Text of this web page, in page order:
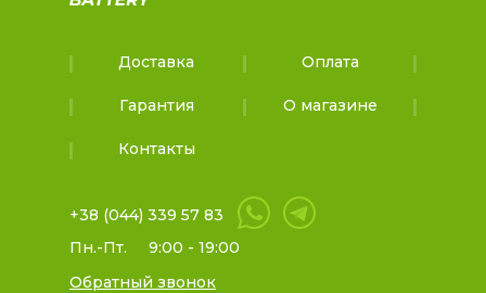
Доставка Оплата
Гарантия О магазине
Контакты
+38 (044) 339 57 83
Пн.-Пт.
9:00 - 19:00
Обратный звонок